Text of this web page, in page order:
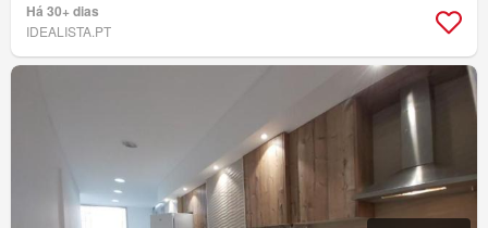
Há 30+ dias
IDEALISTA.PT